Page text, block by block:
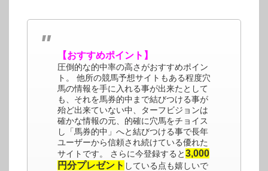
【おすすめポイント】
圧倒的な的中率の高さがおすすめポイン
ト。 他所の競馬予想サイトもある程度穴
馬の情報を手に入れる事が出来たとして
も、それを馬券的中まで結びつける事が
殆ど出来ていない中、ターフビジョンは
確かな情報の元、的確に穴馬をチョイス
し「馬券的中」へと結びつける事で長年
ユーザーから信頼され続けている優れた
サイトです。 さらに今登録すると3,000
円分プレゼント している点も嬉しいで